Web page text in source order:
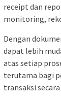
receipt dan
monitoring,
Dengan
dapat lebih
atas setiap
terutama bagi
transaksi